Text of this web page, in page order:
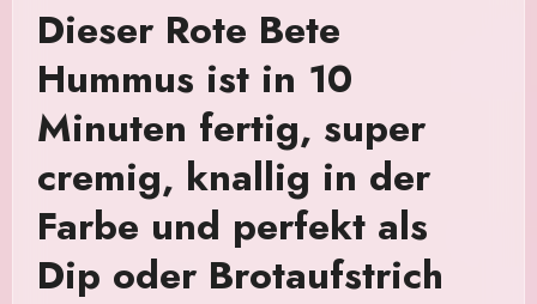
Dieser Rote Bete
Hummus ist in 10
Minuten fertig, super
cremig, knallig in der
Farbe und perfekt als
Dip oder Brotaufstrich